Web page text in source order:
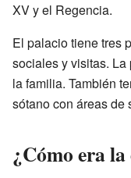
XV y el Regencia.
El palacio tiene tres
sociales y visitas.
la familia. También
sótano con áreas de
¿Cómo era